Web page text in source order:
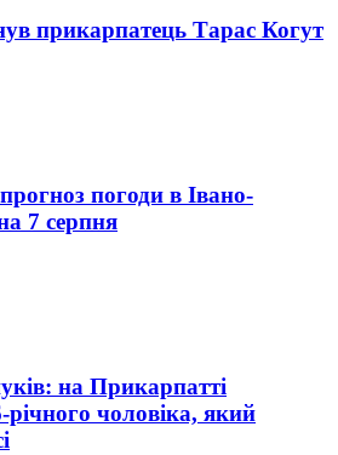
прикарпатець Тарас Когут
погоди в Івано-
7 серпня
на Прикарпатті
чоловіка, який